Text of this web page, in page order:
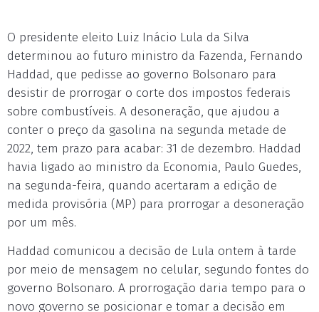
O presidente eleito Luiz Inácio Lula da Silva
determinou ao futuro ministro da Fazenda, Fernando
Haddad, que pedisse ao governo Bolsonaro para
desistir de prorrogar o corte dos impostos federais
sobre combustíveis. A desoneração, que ajudou a
conter o preço da gasolina na segunda metade de
2022, tem prazo para acabar: 31 de dezembro. Haddad
havia ligado ao ministro da Economia, Paulo Guedes,
na segunda-feira, quando acertaram a edição de
medida provisória (MP) para prorrogar a desoneração
por um mês.
Haddad comunicou a decisão de Lula ontem à tarde
por meio de mensagem no celular, segundo fontes do
governo Bolsonaro. A prorrogação daria tempo para o
novo governo se posicionar e tomar a decisão em